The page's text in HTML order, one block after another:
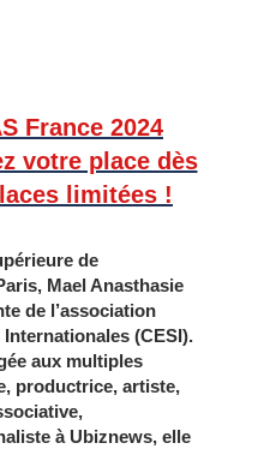
France 2024
votre place dès
limitées !
de
Mael Anasthasie
de l’association
(CESI).
aux multiples
productrice, artiste,
à Ubiznews, elle